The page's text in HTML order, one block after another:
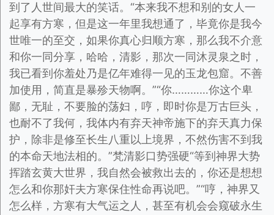
到了人世间最大的笑话。“本来我不想和别的女人一
起享有方寒，但是这一年里我想通了，毕竟你是我今
世唯一的至交，如果你真心归顺方寒，那么我不介意
和你一同分享，哈哈，清影，那次一同沐灵泉之时，
我已看到你羞处乃是亿年难得一见的玉龙包窟。不善
加使用，简直是暴殄天物啊。”“你…………你这个卑
鄙，无耻，不要脸的荡妇，哼，即时你是万古巨头，
也耐不了我何，我体内有弃天神帝施下的弃天真力保
护，除非是修至长生八重以上境界，不然伤害不到我
的本命天地法相的。”梵清影口势强硬“等到神界大势
挥踏玄黄大世界，我自然会被救出去的，你还是想想
怎么和你那奸夫方寒保住性命再说吧。”“哼，神界又
怎么样，方寒有大气运之人，甚至有机会会窥破永生